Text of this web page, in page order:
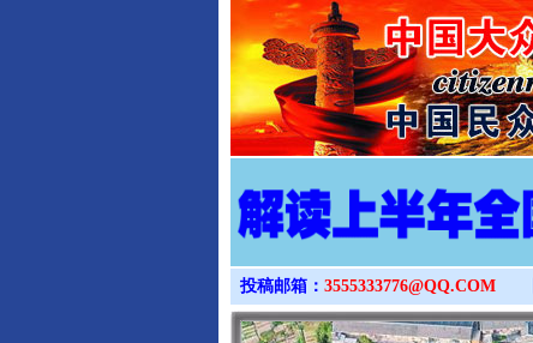
投稿邮箱： 3555333776@QQ.COM